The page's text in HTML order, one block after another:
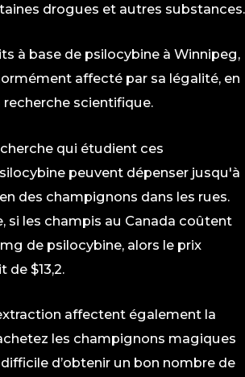
drogues et autres substances.
à base de psilocybine à Winnipeg,
affecté par sa légalité, en
scientifique.
qui étudient ces
peuvent dépenser jusqu'à
des champignons dans les rues.
si les champis au Canada coûtent
de psilocybine, alors le prix
de $13,2.
affectent également la
les champignons magiques
d’obtenir un bon nombre de